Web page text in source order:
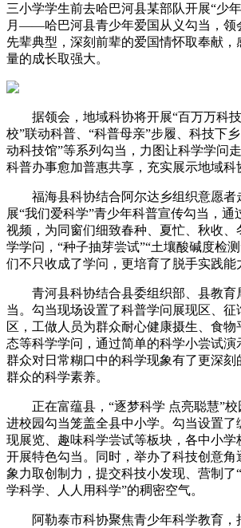
三小学学生前去哈巴河县某部队开展“少
月——哈巴河县青少年爱国从义勾当，领
先辈典型，深刻前辈的爱国情怀取奉献，
量的成长取强大。
据领会，地域科协将开展“百万万科技
校”联动科普、“科普母亲”步履、科技下
动科技馆”等系列勾当，力图让科学学问
科普办事愈加普惠共享，充实展示地域科
福海县科协结合阿尔达乡组织意愿者
展“我们爱科学”青少年科普宣传勾当，通
视频，为同窗们细致春种、夏忙、秋收、
学学问，“种子抽芽尝试”“土壤酸碱度检
们不只收成了学问，更培育了脱手实践能
青河县科协结合县委组织部、县教育
当。勾当现场设置了科普学问展现区、
区，工做人员为群众耐心健康摄生、食物
态等科学学问，通过简单的科学小尝试
群众对日常糊口中的科学现象有了更深刻
群众的科学素养。
正在富蕴县，“逐梦科学 点亮聪慧”校
进校园勾当笼盖全县中小学。勾当设置了
现展览、趣味科学尝试等板块，各中小学
开展特色勾当。同时，举办了科技创意角
象力取创制力，提交科技小发现、营制了
学科学、人人用科学”的稠密空气。
阿勒泰市科协聚焦青少年科学教育，